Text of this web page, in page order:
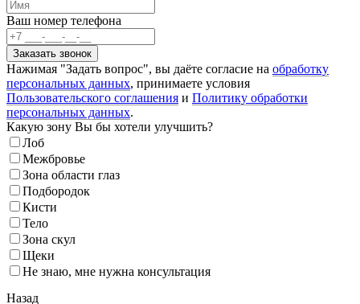
Ваш номер телефона
Нажимая "Задать вопрос", вы даёте согласие на обработку
персональных данных, принимаете условия
Пользовательского соглашения и Политику обработки
персональных данных.
Какую зону Вы бы хотели улучшить?
Лоб
Межбровье
Зона области глаз
Подбородок
Кисти
Тело
Зона скул
Щеки
Не знаю, мне нужна консультация
Назад